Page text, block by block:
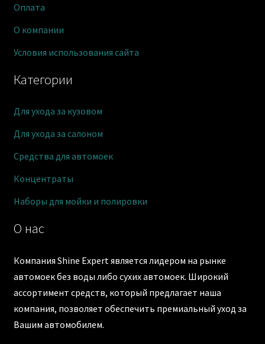
О нас
Компания Shine Expert является лидером на рынке
автомоек без воды либо сухих автомоек. Широкий
ассортимент средств, который предлагает наша
компания, позволяет обеспечить премиальный уход за
Вашим автомобилем.
Категории
Для ухода за кузовом
Для ухода за салоном
Средства для автомоек
Концентраты
Наборы для мойки и полировки
Оплата
О компании
Условия использования сайта